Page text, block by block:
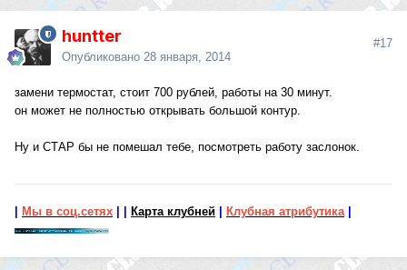
huntter
Опубликовано 28 января, 2014
#17
замени термостат, стоит 700 рублей, работы на 30 минут.
он может не полностью открывать большой контур.
Ну и СТАР бы не помешал тебе, посмотреть работу заслонок.
Мы в соц.сетях Карта клубней Клубная атрибутика|